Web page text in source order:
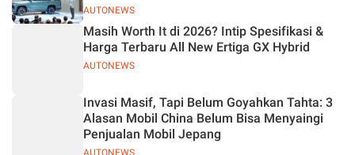
AUTONEWS
AUTONEWS
Masih Worth It di 2026? Intip Spesifikasi &
Harga Terbaru All New Ertiga GX Hybrid
AUTONEWS
Invasi Masif, Tapi Belum Goyahkan Tahta: 3
Alasan Mobil China Belum Bisa Menyaingi
Penjualan Mobil Jepang